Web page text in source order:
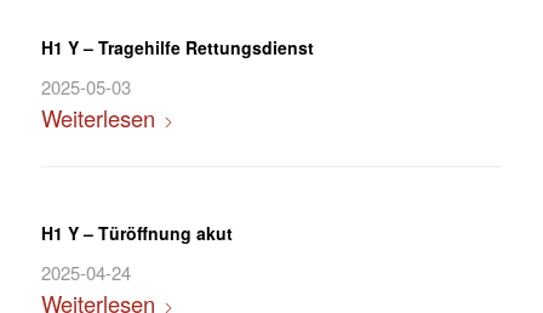
H1 Y – Tragehilfe Rettungsdienst
2025-05-03
Weiterlesen
H1 Y – Türöffnung akut
2025-04-24
Weiterlesen